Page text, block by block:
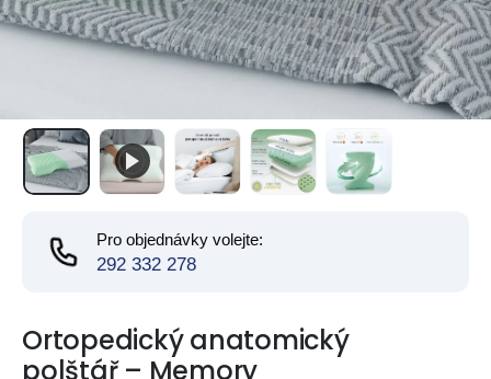
Pro objednávky volejte:
292 332 278
Ortopedický anatomický
polštář – Memory